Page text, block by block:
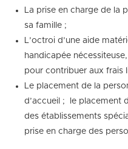
La prise en charge de la
sa famille ;
L’octroi d’une aide
handicapée
pour contribuer aux frais
Le placement de la
d’accueil ;  le
des établissements
prise en charge des